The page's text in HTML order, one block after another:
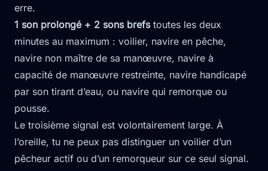
erre.
1 son prolongé + 2 sons brefstoutes les deux
minutes au maximum : voilier, navire en pêche,
navire non maître de sa manœuvre, navire à
capacité de manœuvre restreinte, navire handicapé
par son tirant d’eau, ou navire qui remorque ou
pousse.
Le troisième signal est volontairement large. À
l’oreille, tu ne peux pas distinguer un voilier d’un
pêcheur actif ou d’un remorqueur sur ce seul signal.